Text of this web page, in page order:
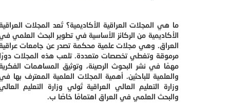
ما هي المجلات العراقية الأكاديمية؟ تُعد المجلات
الأكاديمية من الركائز الأساسية في تطوير البحث العلمي
العراق. وهي مجلات علمية محكمة تصدر عن جامعات
مرموقة وتغطي تخصصات متعددة. تلعب هذه المجلات دورًا
مهمًا في نشر البحوث الرصينة، وتوثيق المساهمات
والعلمية للباحثين. أهمية المجلات العلمية المعترف بها
وزارة التعليم العالي العراقية تُولي وزارة التعليم
والبحث العلمي في العراق اهتمامًا خاصًا ب.